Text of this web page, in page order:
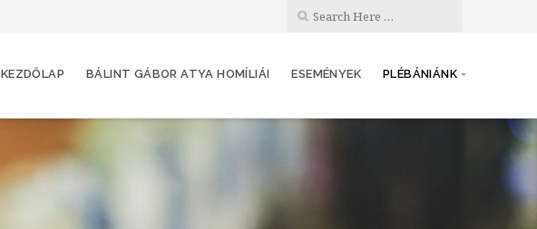
KEZDŐLAP BÁLINT GÁBOR ATYA HOMÍLIÁI ESEMÉNYEK PLÉBÁNIÁNK